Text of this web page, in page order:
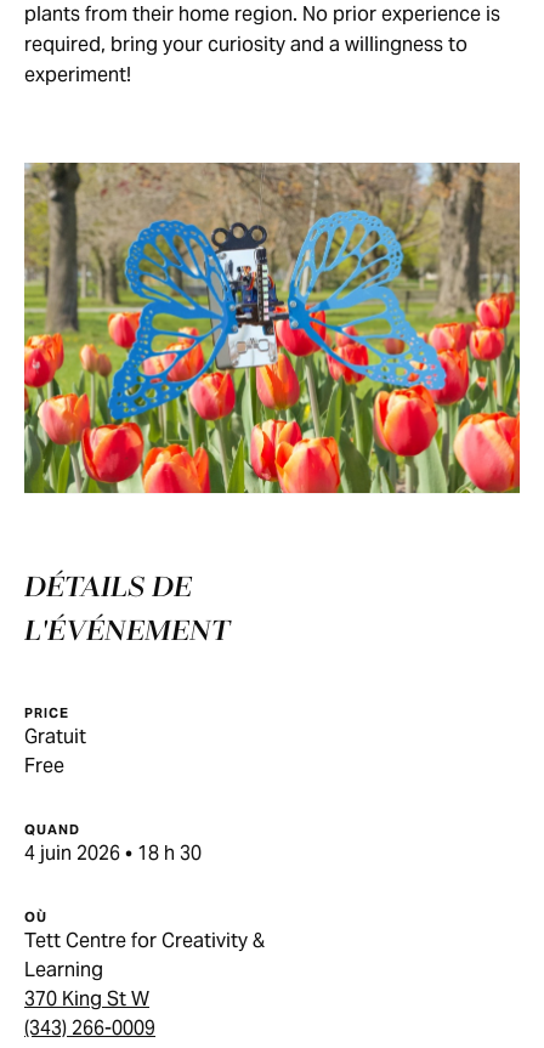
plants from their home region. No prior experience is
required, bring your curiosity and a willingness to
experiment!
DÉTAILS DE
L'ÉVÉNEMENT
PRICE
Gratuit
Free
QUAND
4 juin 2026 • 18 h 30
OÙ
Tett Centre for Creativity &
Learning
370 King St W
(343) 266-0009